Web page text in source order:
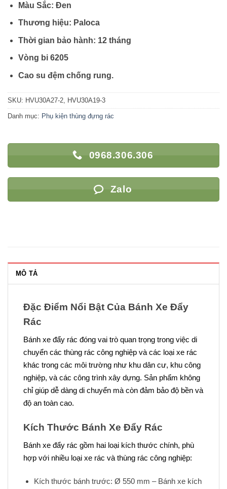
Màu Sắc: Đen
Thương hiệu: Paloca
Thời gian bảo hành: 12 tháng
Vòng bi 6205
Cao su đệm chống rung.
SKU: HVU30A27-2, HVU30A19-3
Danh mục: Phụ kiện thùng đựng rác
0968.306.306
Zalo
MÔ TẢ
Đặc Điểm Nổi Bật Của Bánh Xe Đẩy
Rác
Bánh xe đẩy rác đóng vai trò quan trọng trong việc di
chuyển các thùng rác công nghiệp và các loại xe rác
khác trong các môi trường như khu dân cư, khu công
nghiệp, và các công trình xây dựng. Sản phẩm không
chỉ giúp dễ dàng di chuyển mà còn đảm bảo độ bền và
độ an toàn cao.
Kích Thước Bánh Xe Đẩy Rác
Bánh xe đẩy rác gồm hai loại kích thước chính, phù
hợp với nhiều loại xe rác và thùng rác công nghiệp:
Kích thước bánh trước: Ø 550 mm – Bánh xe kích